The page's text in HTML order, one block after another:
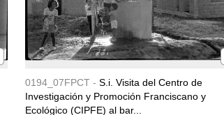
0194_07FPCT - S.i. Visita del Centro de
Investigación y Promoción Franciscano y
Ecológico (CIPFE) al bar...